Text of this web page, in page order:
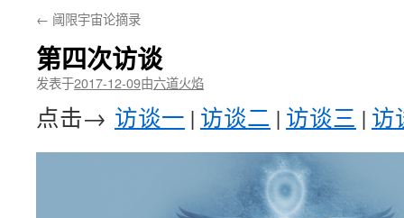
文← 阈限宇宙论摘录
第四次访谈
发表于2017-12-09由六道火焰
点击→ 访谈一 | 访谈二 | 访谈三 | 访